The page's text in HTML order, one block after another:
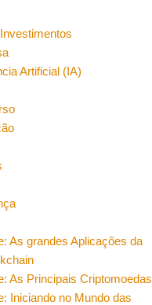
Artificial (IA)
As grandes Aplicações da
As Principais Criptomoedas
Iniciando no Mundo das